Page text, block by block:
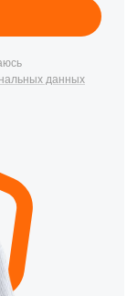
и замена
версий
систем для
с тщательной
неисправности.
о состоянии
используем
данных